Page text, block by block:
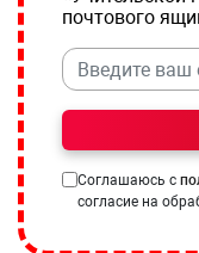
почтового
Соглашаюсь с
согласие на